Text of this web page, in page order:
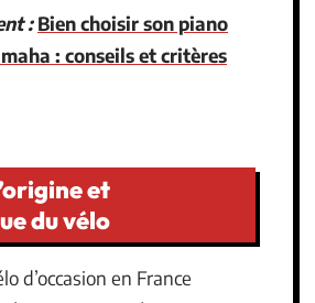
: Bien choisir son piano
: conseils et critères
et
du vélo
d’occasion en France